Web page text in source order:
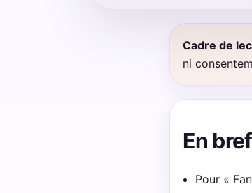
Cadre de
ni
En bref
Pour «